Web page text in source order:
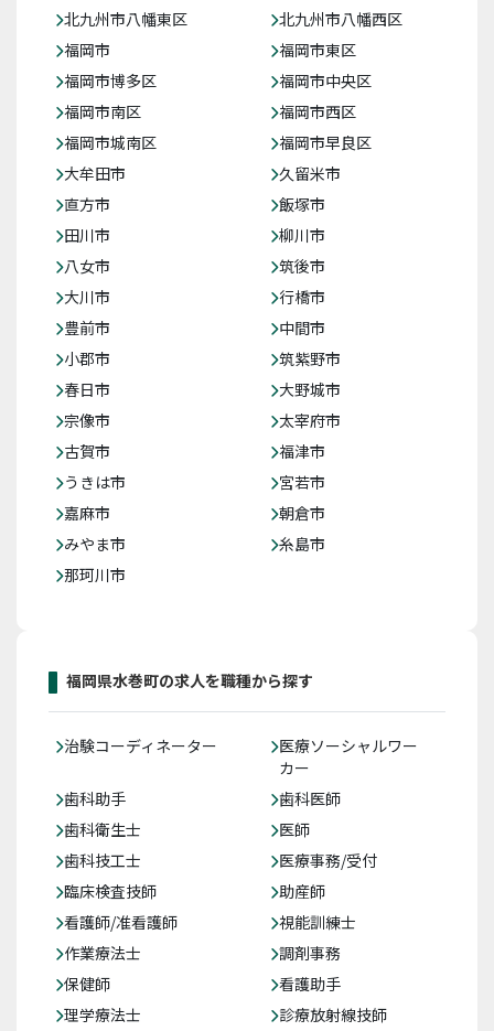
北九州市八幡東区
北九州市八幡西区
福岡市
福岡市東区
福岡市博多区
福岡市中央区
福岡市南区
福岡市西区
福岡市城南区
福岡市早良区
大牟田市
久留米市
直方市
飯塚市
田川市
柳川市
八女市
筑後市
大川市
行橋市
豊前市
中間市
小郡市
筑紫野市
春日市
大野城市
宗像市
太宰府市
古賀市
福津市
うきは市
宮若市
嘉麻市
朝倉市
みやま市
糸島市
那珂川市
福岡県水巻町の求人を職種から探す
治験コーディネーター
医療ソーシャルワー
カー
歯科助手
歯科医師
歯科衛生士
医師
歯科技工士
医療事務/受付
臨床検査技師
助産師
看護師/准看護師
視能訓練士
作業療法士
調剤事務
保健師
看護助手
理学療法士
診療放射線技師